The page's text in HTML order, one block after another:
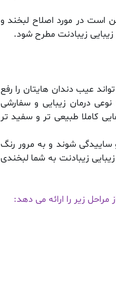
است در مورد اصلاح لبخند و
زیبایی زیبادنت مطرح شود.
عیب دندان هایتان را رفع
درمان زیبایی و سفارشی
کاملا طبیعی تر و سفید تر
شوند و به مرور رنگ
زیبادنت به شما لبخندی
مراحل زیر را ارائه می دهد: